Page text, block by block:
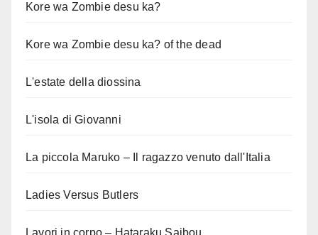
Kore wa Zombie desu ka?
Kore wa Zombie desu ka? of the dead
L'estate della diossina
L'isola di Giovanni
La piccola Maruko – Il ragazzo venuto dall'Italia
Ladies Versus Butlers